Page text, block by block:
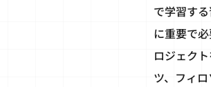
で学習す
に重要で
ロジェク
ツ、フィ